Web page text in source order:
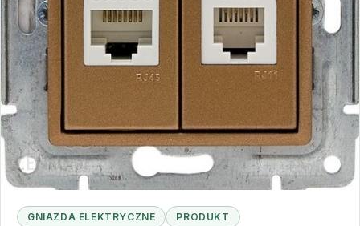
GNIAZDA ELEKTRYCZNE PRODUKT